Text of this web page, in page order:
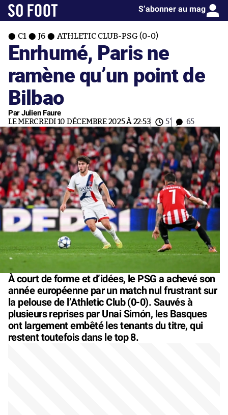
S’abonner au mag
C1 J6 ATHLETIC CLUB-PSG (0-0)
Enrhumé, Paris ne
ramène qu’un point de
Bilbao
Par Julien Faure
LE MERCREDI 10 DÉCEMBRE 2025 À 22:53 5' 65
À court de forme et d’idées, le PSG a achevé son
année européenne par un match nul frustrant sur
la pelouse de l’Athletic Club (0-0). Sauvés à
plusieurs reprises par Unai Simón, les Basques
ont largement embêté les tenants du titre, qui
restent toutefois dans le top 8.